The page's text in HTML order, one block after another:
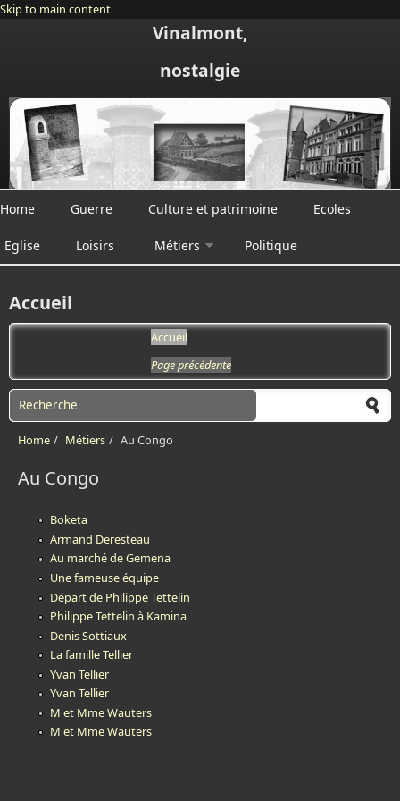
Skip to main content
Vinalmont,
nostalgie
Home Guerre Culture et patrimoine Ecoles
Eglise Loisirs Métiers Politique
Accueil
Accueil
Page précédente
Search form
Home / Métiers / Au Congo
Au Congo
Boketa
Armand Deresteau
Au marché de Gemena
Une fameuse équipe
Départ de Philippe Tettelin
Philippe Tettelin à Kamina
Denis Sottiaux
La famille Tellier
Yvan Tellier
Yvan Tellier
M et Mme Wauters
M et Mme Wauters